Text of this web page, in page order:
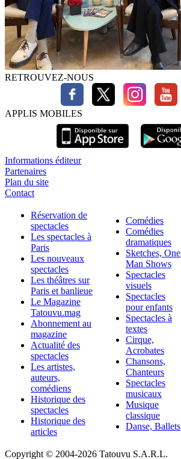
RETROUVEZ-NOUS
APPLIS MOBILES
Informations éditeur
Partenaires
Plan du site
Contact
Réservation de
spectacles
Les spectacles à
Paris
Les nouveaux
spectacles
Les théâtres sur
Paris et banlieue
Le Magazine
Tatouvu.mag
Abonnement au
magazine
Actualité des
spectacles
Les artistes,
auteurs,
comédiens
Historique des
spectacles
Historique des
articles
Comédies
Comédies
dramatiques
Sketches, One
Man Shows
Spectacles
visuels
Spectacles
pour enfants
Spectacles à
textes
Cirque,
Acrobates
Chansons,
Chanteurs
Spectacles
musicaux
Musique
classique
Danse, Ballets
Copyright © 2004-2026 Tatouvu S.A.R.L.